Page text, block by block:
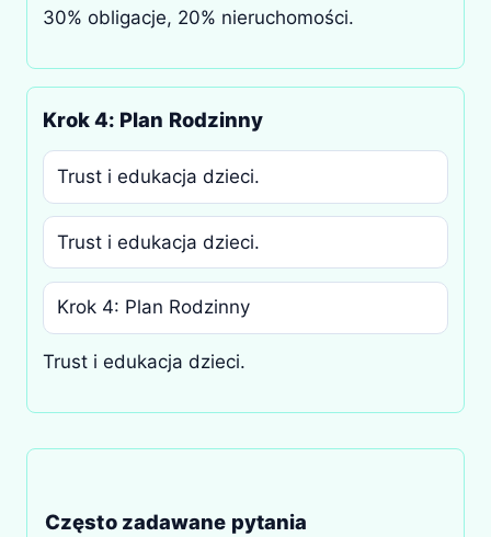
30% obligacje, 20% nieruchomości.
Krok 4: Plan Rodzinny
Trust i edukacja dzieci.
Trust i edukacja dzieci.
Krok 4: Plan Rodzinny
Trust i edukacja dzieci.
Często zadawane pytania